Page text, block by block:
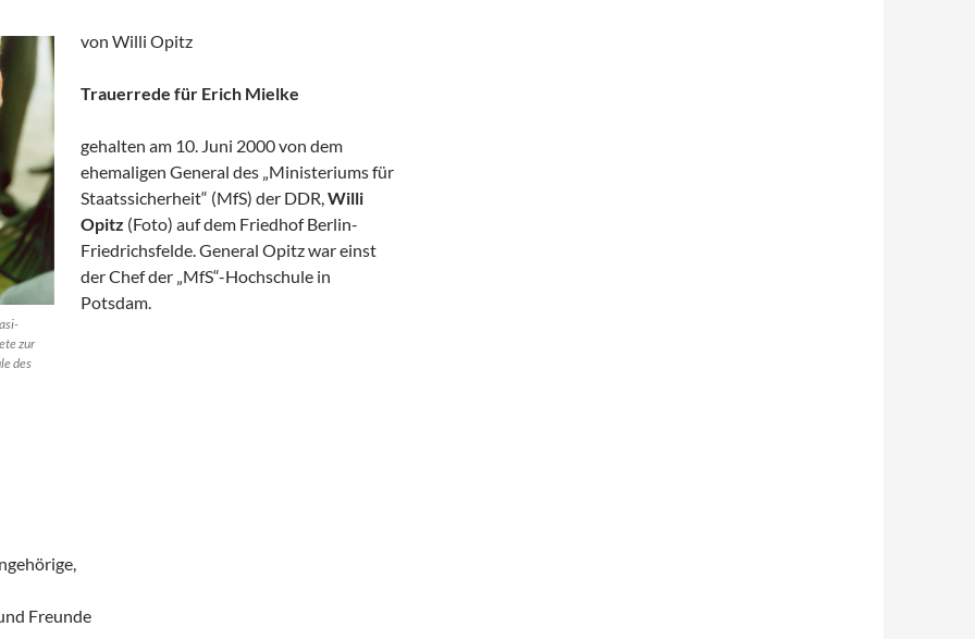
zur
des
von Willi Opitz
Trauerrede für Erich Mielke
gehalten am 10. Juni 2000 von dem
ehemaligen General des „Ministeriums für
Staatssicherheit“ (MfS) der DDR,Willi
Opitz (Foto) auf dem Friedhof Berlin-
Friedrichsfelde. General Opitz war einst
der Chef der „MfS“-Hochschule in
Potsdam.
Freunde